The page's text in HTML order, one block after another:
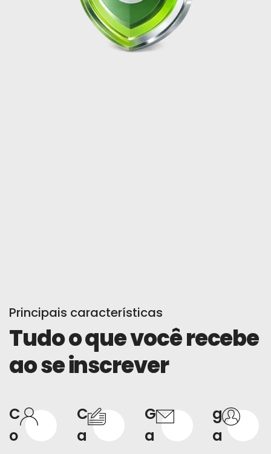
Principais características
Tudo o que você recebe
ao se inscrever
C
o
C
a
G
a
g
a